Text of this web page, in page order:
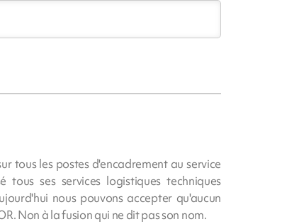
tous les postes d'encadrement au service
tous ses services logistiques techniques
nous pouvons accepter qu'aucun
Non à la fusion qui ne dit pas son nom.